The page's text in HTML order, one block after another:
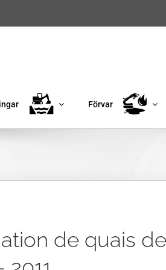
Förvar
de quais